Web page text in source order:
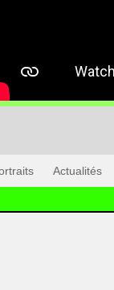
Actualités